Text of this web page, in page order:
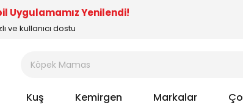
Uygulamamız Yenilendi!
ve kullanıcı dostu
Kuş Kemirgen Markalar